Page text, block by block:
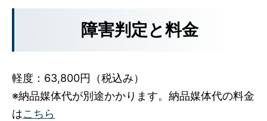
障害判定と料金
軽度：63,800円（税込み）
※納品媒体代が別途かかります。納品媒体代の料金
はこちら